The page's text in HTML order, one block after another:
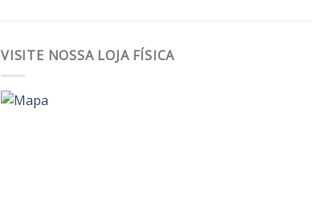
VISITE NOSSA LOJA FÍSICA